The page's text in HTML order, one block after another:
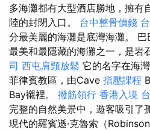
多海灘都有大型酒店勝地，擁有
陸的封閉入口。 台中整骨價錢
分最美麗的海灘是底灣海灘。
最美和最隱藏的海灘之一，是岩
司 西屯肩頸放鬆 它的名字在海
菲律賓教區，由Cave 指壓課程
Bay襯裡。 撥筋領行 香港入境
完整的自然美景中，遊客吸引了
現代的羅賓遜·克魯索（Robinson